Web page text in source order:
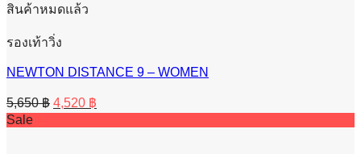
สินค้าหมดแล้ว
รองเท้าวิ่ง
NEWTON DISTANCE 9 – WOMEN
5,650฿ Original
price
was:
4,520 ฿
price
is:
Sale